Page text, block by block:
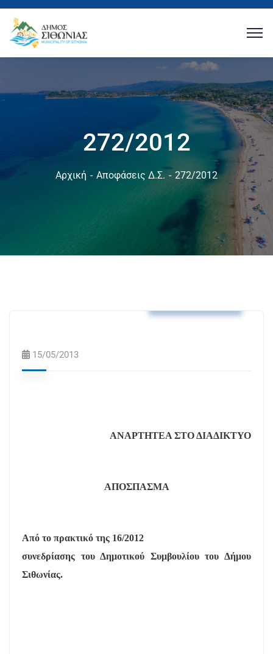
272/2012
Αρχική Αποφάσεις Δ.Σ. 272/2012
15/05/2013
ΑΝΑΡΤΗΤΕΑ ΣΤΟ ΔΙΑΔΙΚΤΥΟ
ΑΠΟΣΠΑΣΜΑ
Από το πρακτικό της 16/2012
συνεδρίασης του Δημοτικού Συμβουλίου του Δήμου
Σιθωνίας.